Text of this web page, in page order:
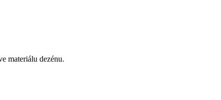
materiálu dezénu.